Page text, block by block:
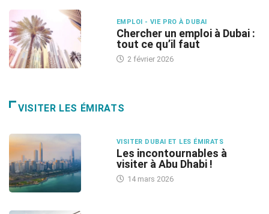
EMPLOI - VIE PRO À DUBAI
Chercher un emploi à Dubai :
tout ce qu’il faut
2 février 2026
VISITER LES ÉMIRATS
VISITER DUBAI ET LES ÉMIRATS
Les incontournables à
visiter à Abu Dhabi !
14 mars 2026